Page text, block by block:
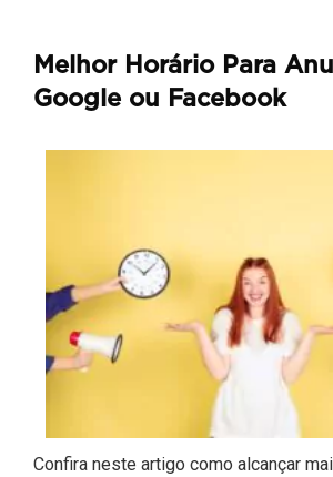
Melhor Horário Para
Google ou Facebook
Confira neste artigo como alcançar